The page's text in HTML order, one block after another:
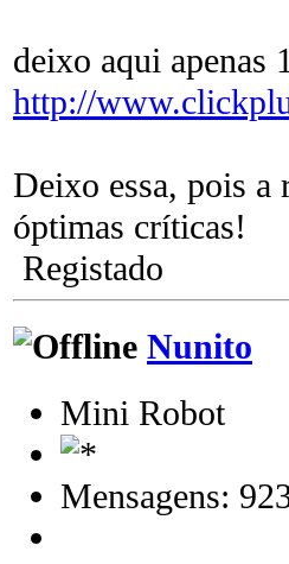
deixo aqui apenas
http://
Deixo essa, pois a
óptimas críticas!
Registado
Nunito
Mini Robot
Mensagens: